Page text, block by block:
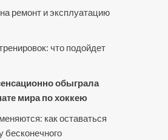
ремонт и эксплуатацию
что подойдет
обыграла
мира по хоккею
как оставаться